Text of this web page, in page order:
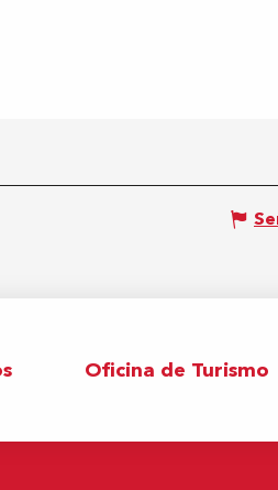
Oficina de Turismo